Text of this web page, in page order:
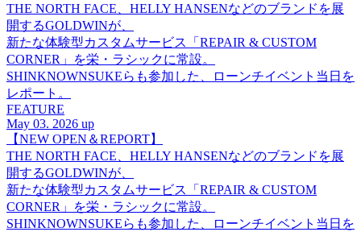
THE NORTH FACE、HELLY HANSENなどのブランドを展
開するGOLDWINが、
新たな体験型カスタムサービス「REPAIR & CUSTOM
CORNER」を栄・ラシックに常設。
SHINKNOWNSUKEらも参加した、ローンチイベント当日を
レポート。
FEATURE
May 03. 2026 up
【NEW OPEN＆REPORT】
THE NORTH FACE、HELLY HANSENなどのブランドを展
開するGOLDWINが、
新たな体験型カスタムサービス「REPAIR & CUSTOM
CORNER」を栄・ラシックに常設。
SHINKNOWNSUKEらも参加した、ローンチイベント当日を